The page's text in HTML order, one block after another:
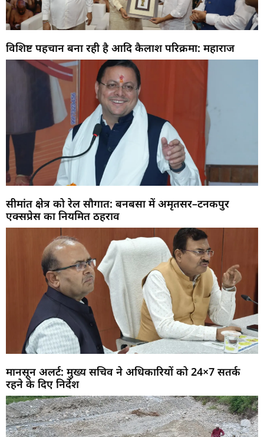
विशिष्ट पहचान बना रही है आदि कैलाश परिक्रमा: महाराज
सीमांत क्षेत्र को रेल सौगात: बनबसा में अमृतसर–टनकपुर
एक्सप्रेस का नियमित ठहराव
मानसून अलर्ट: मुख्य सचिव ने अधिकारियों को 24×7 सतर्क
रहने के दिए निर्देश